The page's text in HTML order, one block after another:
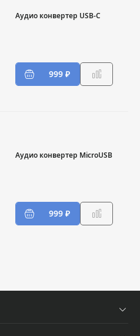
Аудио конвертер USB-C
999 ₽
Аудио конвертер MicroUSB
999 ₽